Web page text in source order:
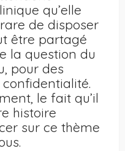
qu’elle
de disposer
être partagé
la question du
pour des
le fait qu’il
histoire
sur ce thème